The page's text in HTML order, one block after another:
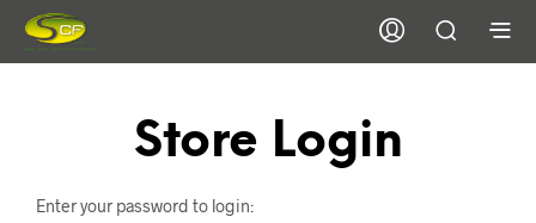
Store Login
Enter your password to login: